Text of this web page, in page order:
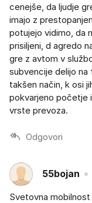
cenejše, da ljudje
imajo z
potujejo vidimo, da
prisiljeni, d agredo
gre z avtom v
subvencije delijo na
takšen način, k osi
pokvarjeno početje
vrste prevoza.
Odgovori
55bojan
Svetovna